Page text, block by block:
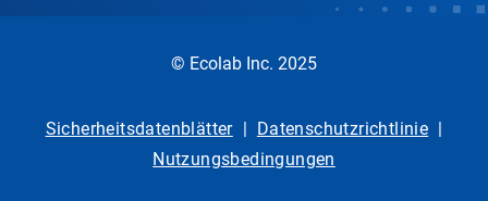
© Ecolab Inc. 2025
Sicherheitsdatenblätter| Datenschutzrichtlinie
Nutzungsbedingungen